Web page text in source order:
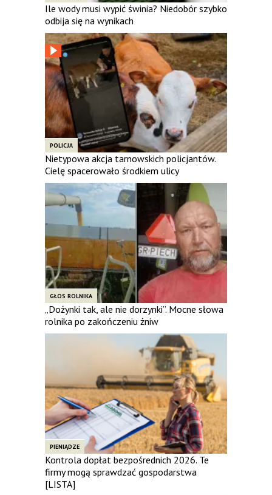
Ile wody musi wypić świnia? Niedobór szybko
odbija się na wynikach
POLICJA
Nietypowa akcja tarnowskich policjantów.
Cielę spacerowało środkiem ulicy
GŁOS ROLNIKA
„Dożynki tak, ale nie dorzynki”. Mocne słowa
rolnika po zakończeniu żniw
PIENIĄDZE
Kontrola dopłat bezpośrednich 2026. Te
firmy mogą sprawdzać gospodarstwa
[LISTA]